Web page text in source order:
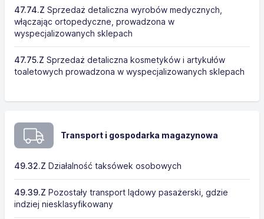
47.74.Z Sprzedaż detaliczna wyrobów medycznych,
włączając ortopedyczne, prowadzona w
wyspecjalizowanych sklepach
47.75.Z Sprzedaż detaliczna kosmetyków i artykułów
toaletowych prowadzona w wyspecjalizowanych sklepach
Transport i gospodarka magazynowa
49.32.Z Działalność taksówek osobowych
49.39.Z Pozostały transport lądowy pasażerski, gdzie
indziej niesklasyfikowany